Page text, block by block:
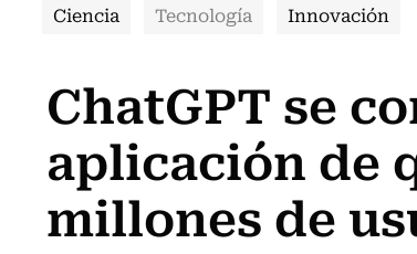
Ciencia Tecnología Innovación
ChatGPT se
aplicación de
millones de